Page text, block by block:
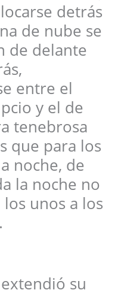
detrás
de nube se
de delante
entre el
y el de
tenebrosa
que para los
noche, de
la noche no
unos a los
su